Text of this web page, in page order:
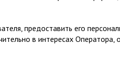
предоставить его
в интересах